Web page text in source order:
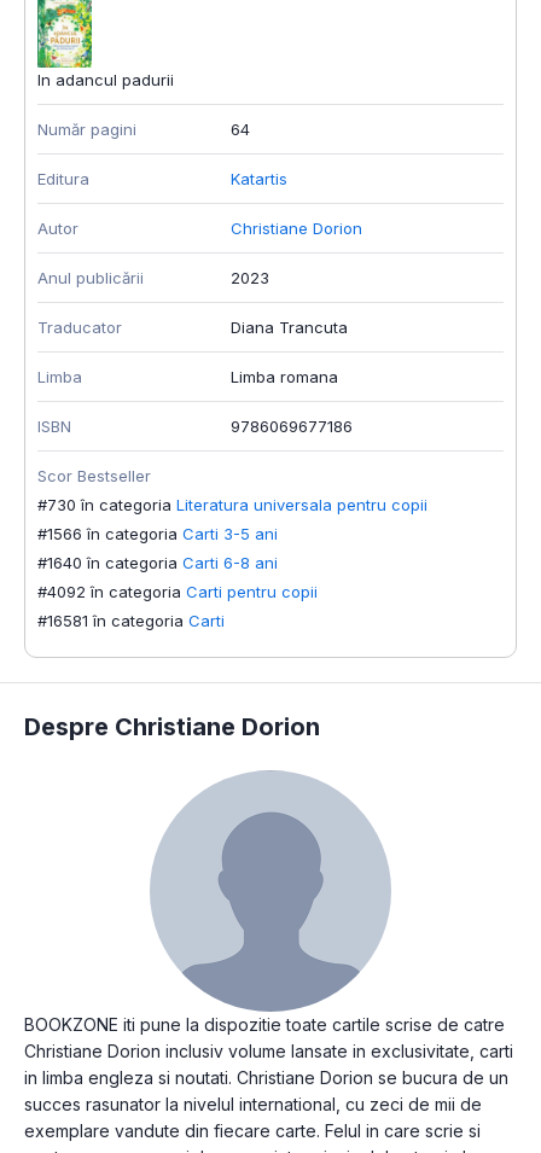
In adancul padurii
Număr pagini 64
Editura Katartis
Autor Christiane Dorion
Anul publicării 2023
Traducator Diana Trancuta
Limba Limba romana
ISBN 9786069677186
Scor Bestseller
#730 în categoria Literatura universala pentru copii
#1566 în categoria Carti 3-5 ani
#1640 în categoria Carti 6-8 ani
#4092 în categoria Carti pentru copii
#16581 în categoria Carti
Despre Christiane Dorion
BOOKZONE iti pune la dispozitie toate cartile scrise de catre
Christiane Dorion inclusiv volume lansate in exclusivitate, carti
in limba engleza si noutati. Christiane Dorion se bucura de un
succes rasunator la nivelul international, cu zeci de mii de
exemplare vandute din fiecare carte. Felul in care scrie si